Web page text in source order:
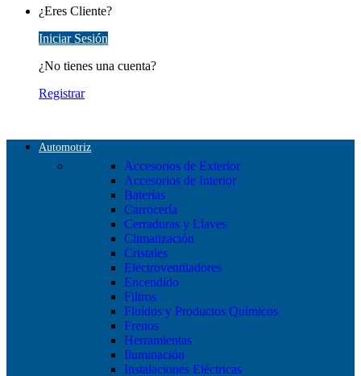
¿Eres Cliente?
Iniciar Sesión
¿No tienes una cuenta?
Registrar
Automotriz
Accesorios de Exterior
Accesorios de Interior
Baterías
Carrocería
Cerraduras y Llaves
Climatización
Cristales
Electroventiladores
Encendido
Filtros
Fluídos y Productos Químicos
Frenos
Herramientas
Iluminación
Instalaciones Eléctricas